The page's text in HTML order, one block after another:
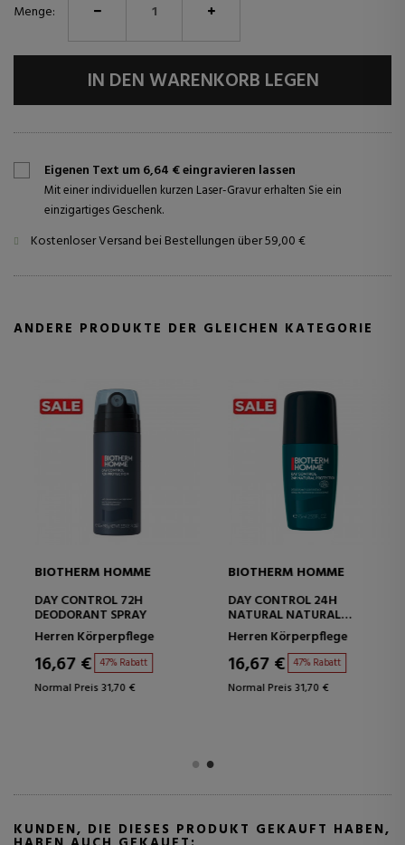
Menge:
IN DEN WARENKORB LEGEN
Eigenen Text um 6,64 € eingravieren lassen
Mit einer individuellen kurzen Laser-Gravur erhalten Sie ein
einzigartiges Geschenk.
Kostenloser Versand bei Bestellungen über 59,00 €
ANDERE PRODUKTE DER GLEICHEN KATEGORIE
BIOTHERM HOMME
DAY CONTROL 72H
DEODORANT SPRAY
Herren Körperpflege
16,67 € 47% Rabatt
Normal Preis 31,70 €
BIOTHERM HOMME
DAY CONTROL 24H
NATURAL NATURAL
PROTECTION
Herren Körperpflege
16,67 € 47% Rabatt
Normal Preis 31,70 €
KUNDEN, DIE DIESES PRODUKT GEKAUFT HABEN,